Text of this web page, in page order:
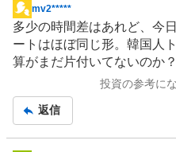
掲
示
記
mv2*****
多少の時間差はあれど、今
ートはほぼ同じ形。韓国人
算がまだ片付いてないのか？
投資の参考に
返信